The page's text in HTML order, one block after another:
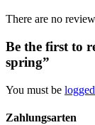
There are no
Be the first to
spring”
You must be
Zahlungsarten